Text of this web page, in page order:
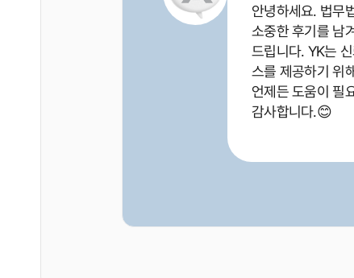
안녕하세요. 법무
소중한 후기를 남
드립니다. YK는
스를 제공하기 위
언제든 도움이 필
감사합니다.😊